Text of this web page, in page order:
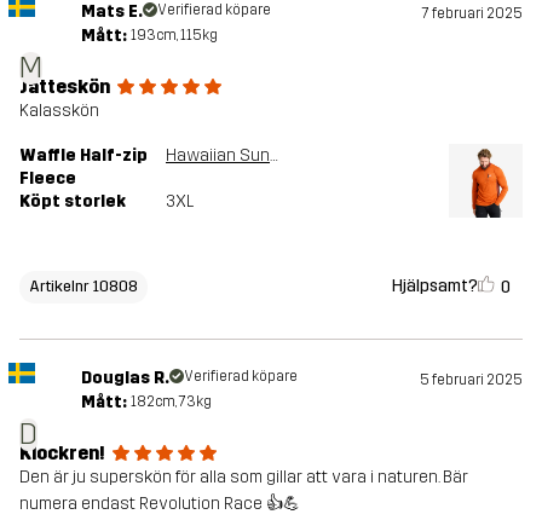
M
Mats E. Verifierad köpare 7 februari 2025
Mått: 193cm, 115kg
Jätteskön
Kalasskön
Waffle Half-zip
Fleece
Hawaiian Sunset
Köpt storlek 3XL
Artikelnr 10808 Hjälpsamt? 0
D
Douglas R. Verifierad köpare 5 februari 2025
Mått: 182cm, 73kg
Klockren!
Den är ju superskön för alla som gillar att vara i naturen. Bär
numera endast Revolution Race 👍💪